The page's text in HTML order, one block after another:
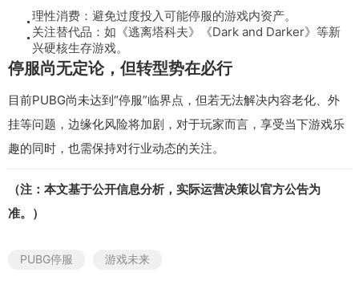
理性消费：避免过度投入可能停服的游戏内资产。
关注替代品：如《逃离塔科夫》《Dark and Darker》等新
兴硬核生存游戏。
停服尚无定论，但转型势在必行
目前PUBG尚未达到“停服”临界点，但若无法解决内容老化、外
挂等问题，边缘化风险将加剧，对于玩家而言，享受当下游戏乐
趣的同时，也需保持对行业动态的关注。
（注：本文基于公开信息分析，实际运营决策以官方公告为
准。）
PUBG停服 游戏未来